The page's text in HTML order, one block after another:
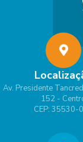
Av. Presidente
152 -
CEP: 35530-